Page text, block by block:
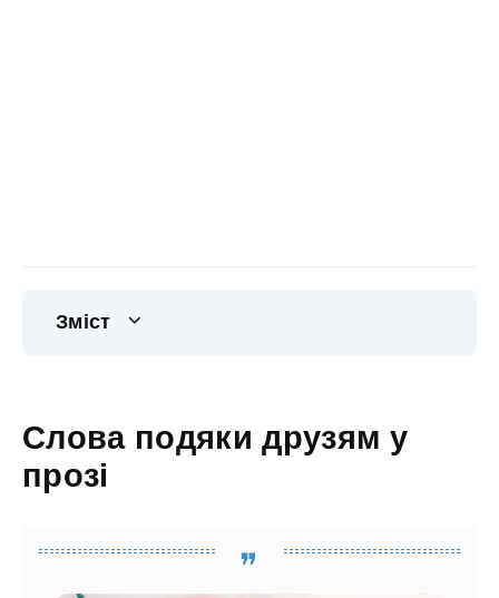
Зміст
Слова подяки друзям у
прозі